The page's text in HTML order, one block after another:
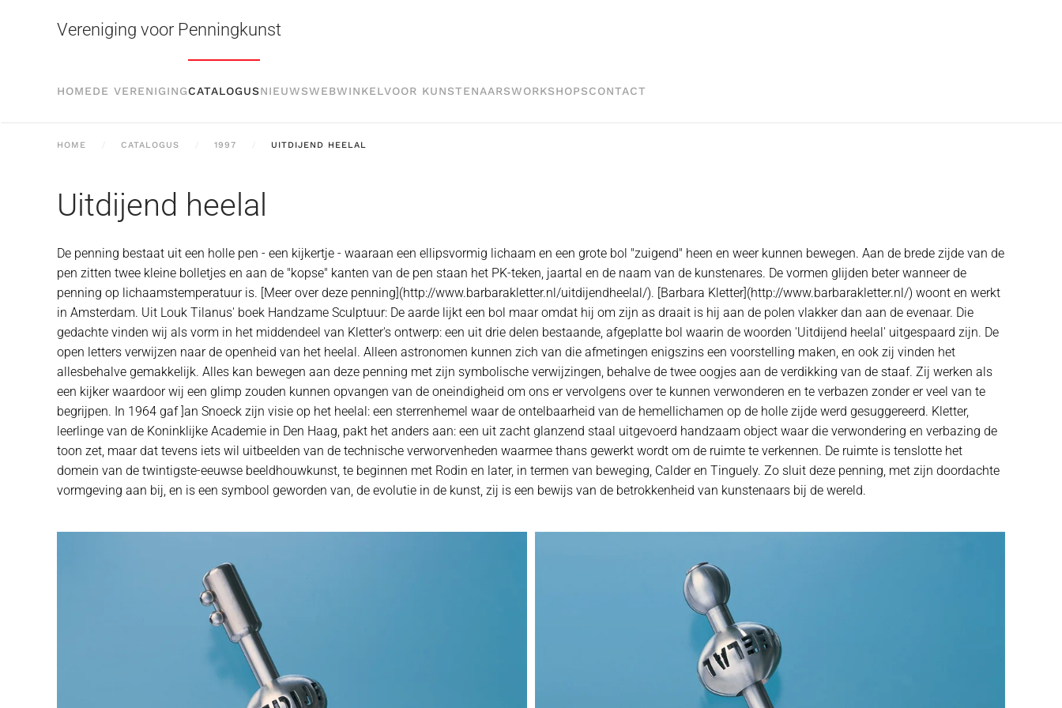
Skip to main content
Vereniging voor Penningkunst
HOMEDE VERENIGINGCATALOGUSNIEUWSWEBWINKELVOOR KUNSTENAARSWORKSHOPSCONTACT
HOME CATALOGUS 1997 UITDIJEND HEELAL
Uitdijend heelal
De penning bestaat uit een holle pen - een kijkertje - waaraan een ellipsvormig lichaam en een grote bol "zuigend" heen en weer kunnen bewegen. Aan de brede zijde van de
pen zitten twee kleine bolletjes en aan de "kopse" kanten van de pen staan het PK-teken, jaartal en de naam van de kunstenares. De vormen glijden beter wanneer de
penning op lichaamstemperatuur is. [Meer over deze penning](http://www.barbarakletter.nl/uitdijendheelal/). [Barbara Kletter](http://www.barbarakletter.nl/) woont en werkt
in Amsterdam. Uit Louk Tilanus' boek Handzame Sculptuur: De aarde lijkt een bol maar omdat hij om zijn as draait is hij aan de polen vlakker dan aan de evenaar. Die
gedachte vinden wij als vorm in het middendeel van Kletter's ontwerp: een uit drie delen bestaande, afgeplatte bol waarin de woorden 'Uitdijend heelal' uitgespaard zijn. De
open letters verwijzen naar de openheid van het heelal. Alleen astronomen kunnen zich van die afmetingen enigszins een voorstelling maken, en ook zij vinden het
allesbehalve gemakkelijk. Alles kan bewegen aan deze penning met zijn symbolische verwijzingen, behalve de twee oogjes aan de verdikking van de staaf. Zij werken als
een kijker waardoor wij een glimp zouden kunnen opvangen van de oneindigheid om ons er vervolgens over te kunnen verwonderen en te verbazen zonder er veel van te
begrijpen. In 1964 gaf ]an Snoeck zijn visie op het heelal: een sterrenhemel waar de ontelbaarheid van de hemellichamen op de holle zijde werd gesuggereerd. Kletter,
leerlinge van de Koninklijke Academie in Den Haag, pakt het anders aan: een uit zacht glanzend staal uitgevoerd handzaam object waar die verwondering en verbazing de
toon zet, maar dat tevens iets wil uitbeelden van de technische verworvenheden waarmee thans gewerkt wordt om de ruimte te verkennen. De ruimte is tenslotte het
domein van de twintigste-eeuwse beeldhouwkunst, te beginnen met Rodin en later, in termen van beweging, Calder en Tinguely. Zo sluit deze penning, met zijn doordachte
vormgeving aan bij, en is een symbool geworden van, de evolutie in de kunst, zij is een bewijs van de betrokkenheid van kunstenaars bij de wereld.